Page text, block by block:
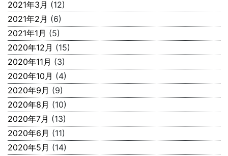
2021年3月 (12)
2021年2月 (6)
2021年1月 (5)
2020年12月 (15)
2020年11月 (3)
2020年10月 (4)
2020年9月 (9)
2020年8月 (10)
2020年7月 (13)
2020年6月 (11)
2020年5月 (14)